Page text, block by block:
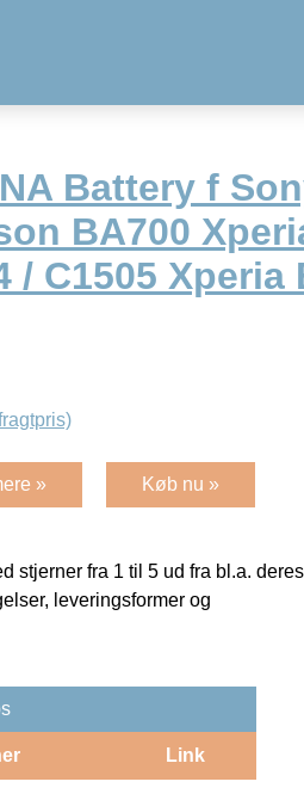
Battery f
BA700
/ C1505 Xperia
» Køb nu »
stjerner fra 1 til 5 ud fra bl.a. deres
leveringsformer og
Link